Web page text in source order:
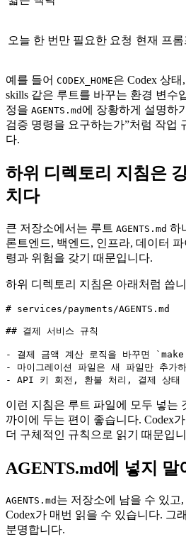
오늘 한 번만 필요한 요청 현재 프롬
예를 들어 CODEX_HOME은 Codex 상
skills 같은 루트를 바꾸는 환경 변수
정을 AGENTS.md 에 장황하게 설명하
검증 명령을 요구하는가”처럼 작업
다.
하위 디렉토리 지침은
치다
큰 저장소에서는 루트 AGENTS.md 하
론트엔드, 백엔드, 인프라, 데이터
령과 위험을 갖기 때문입니다.
하위 디렉토리 지침은 아래처럼 씁
# services/payments/AGENTS.md
## 결제 서비스 규칙
- 결제 금액 계산 로직을 바꾸면
- 마이그레이션 파일은 새 파일만 추가
- API 키 회전, 환불 처리, 결제 상태
이런 지침은 루트 파일에 모두 넣는
까이에 두는 편이 좋습니다. Codex
더 구체적인 규칙으로 읽기 때문입
AGENTS.md에 넣지 말
AGENTS.md 는 저장소에 남을 수 있고
Codex가 매번 읽을 수 있습니다. 그
분명합니다.